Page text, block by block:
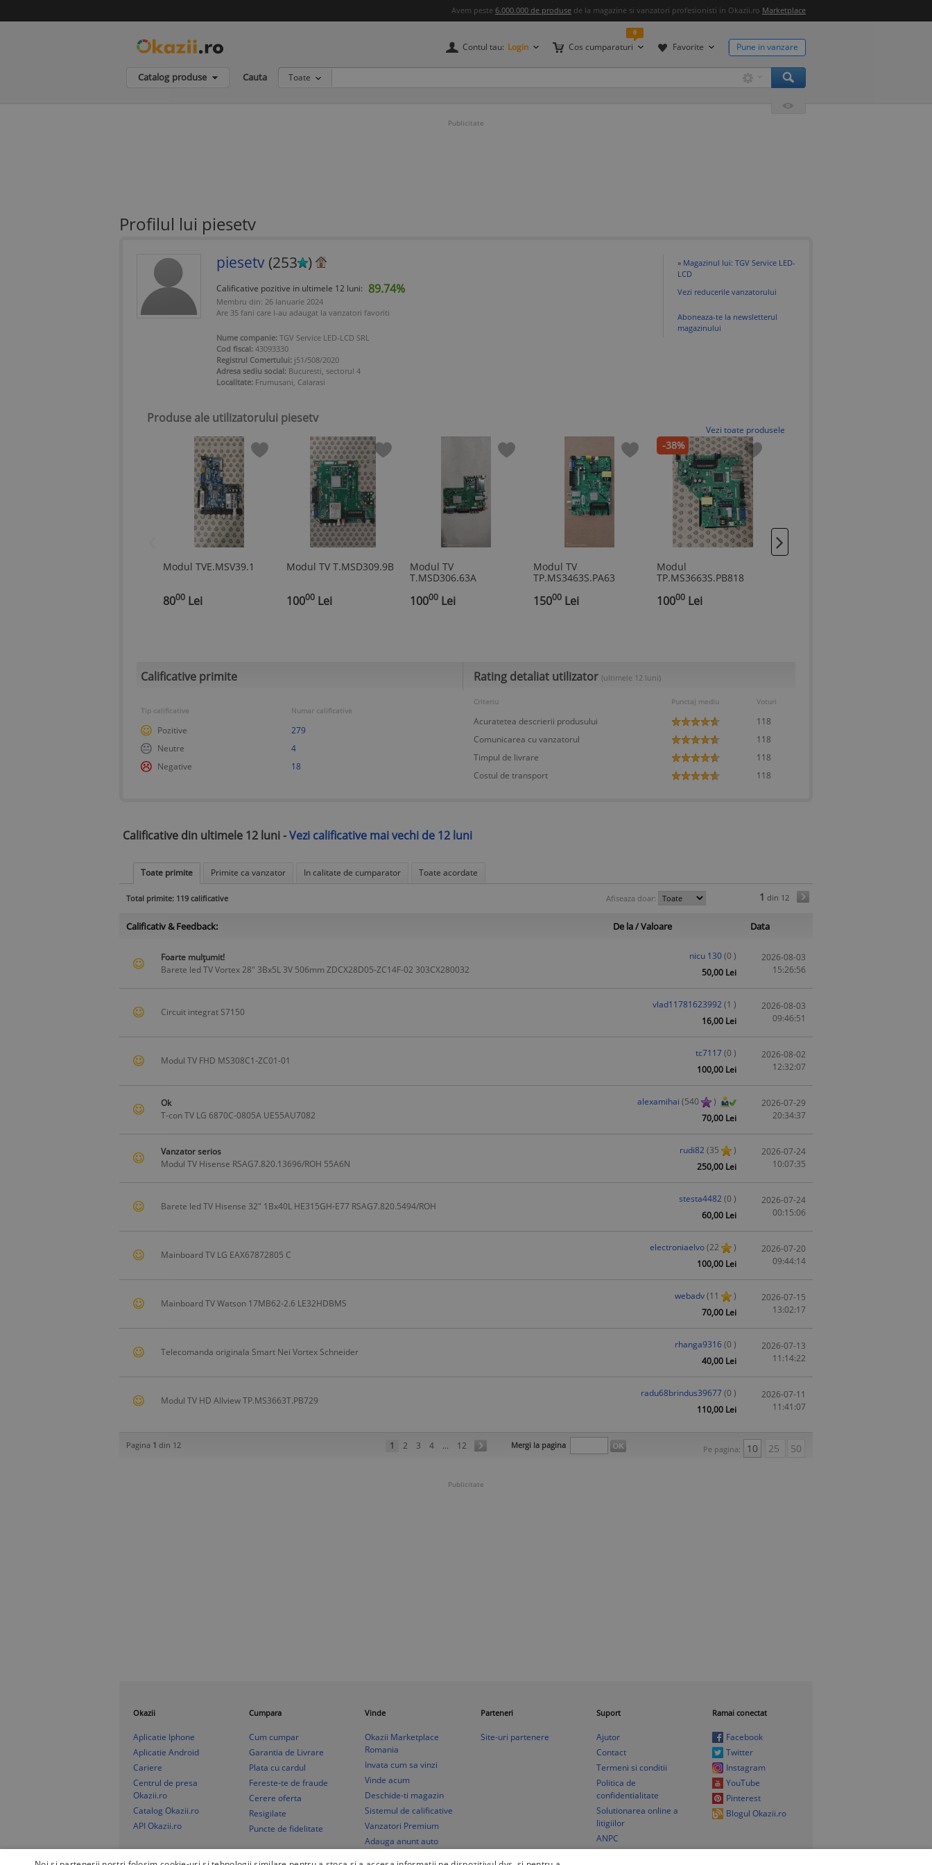
Avem peste 6.000.000 de produse de la magazine si vanzatori profesionisti in Okazii.ro Marketplace
Contul tau: Login Cos cumparaturi
0
Favorite Pune in vanzare
Catalog produse Cauta Toate
Publicitate
Profilul lui piesetv
piesetv (253 )
Calificative pozitive in ultimele 12 luni: 89.74%
Membru din: 26 Ianuarie 2024
Are 35 fani care l-au adaugat la vanzatori favoriti
Nume companie: TGV Service LED-LCD SRL
Cod fiscal: 43093330
Registrul Comertului: j51/508/2020
Adresa sediu social: Bucuresti, sectorul 4
Localitate: Frumusani, Calarasi
» Magazinul lui: TGV Service LED-
LCD
Vezi reducerile vanzatorului
Aboneaza-te la newsletterul
magazinului
Produse ale utilizatorului piesetv
Vezi toate produsele
Modul TVE.MSV39.1
8000 Lei
Modul TV T.MSD309.9B
10000 Lei
Modul TV
T.MSD306.63A
10000 Lei
Modul TV
TP.MS3463S.PA63
15000 Lei
-38%
Modul
TP.MS3663S.PB818
10000 Lei
Calificative primite Rating detaliat utilizator (ultimele 12 luni)
Tip calificative Numar calificative
Pozitive
279
Neutre
4
Negative
18
Criteriu Punctaj mediu Voturi
Acuratetea descrierii produsului
118
Comunicarea cu vanzatorul
118
Timpul de livrare
118
Costul de transport
118
Calificative din ultimele 12 luni -Vezi calificative mai vechi de 12 luni
Toate primite Primite ca vanzator In calitate de cumparator Toate acordate
Total primite: 119 calificative Afiseaza doar: 1 din 12
Pagina urmatoare
Calificativ & Feedback: De la / Valoare Data
Foarte mulțumit!
Barete led TV Vortex 28" 3Bx5L 3V 506mm ZDCX28D05-ZC14F-02 303CX280032
nicu 130(0 )
50,00 Lei
2026-08-03
15:26:56
Circuit integrat S7150
vlad11781623992(1 )
16,00 Lei
2026-08-03
09:46:51
Modul TV FHD MS308C1-ZC01-01
tc7117(0 )
100,00 Lei
2026-08-02
12:32:07
Ok
T-con TV LG 6870C-0805A UE55AU7082
alexamihai (540
)
70,00 Lei
2026-07-29
20:34:37
Vanzator serios
Modul TV Hisense RSAG7.820.13696/ROH 55A6N
rudi82(35
)
250,00 Lei
2026-07-24
10:07:35
Barete led TV Hisense 32" 1Bx40L HE315GH-E77 RSAG7.820.5494/ROH
stesta4482(0 )
60,00 Lei
2026-07-24
00:15:06
Mainboard TV LG EAX67872805 C
electroniaelvo(22
)
100,00 Lei
2026-07-20
09:44:14
Mainboard TV Watson 17MB62-2.6 LE32HDBMS
webadv(11
)
70,00 Lei
2026-07-15
13:02:17
Telecomanda originala Smart Nei Vortex Schneider
rhanga9316(0 )
40,00 Lei
2026-07-13
11:14:22
Modul TV HD Allview TP.MS3663T.PB729
radu68brindus39677(0 )
110,00 Lei
2026-07-11
11:41:07
Pagina 1 din 12 1 2 3 4 ... 12 Mergi la pagina Pe pagina: 10 25 50
Publicitate
Okazii
Aplicatie Iphone
Aplicatie Android
Cariere
Centrul de presa
Okazii.ro
Catalog Okazii.ro
API Okazii.ro
Cumpara
Cum cumpar
Garantia de Livrare
Plata cu cardul
Fereste-te de fraude
Cerere oferta
Resigilate
Puncte de fidelitate
Vinde
Okazii Marketplace
Romania
Invata cum sa vinzi
Vinde acum
Deschide-ti magazin
Sistemul de calificative
Vanzatori Premium
Adauga anunt auto
Parteneri
Site-uri partenere
Suport
Ajutor
Contact
Termeni si conditii
Politica de
confidentialitate
Solutionarea online a
litigiilor
ANPC
Ramai conectat
Facebook
Twitter
Instagram
YouTube
Pinterest
Blogul Okazii.ro